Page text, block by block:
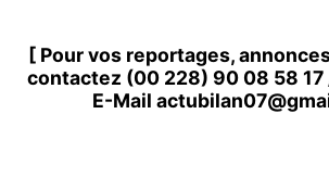
[ Pour vos reportages,
contactez (00 228) 90 08 58 17
E-Mail